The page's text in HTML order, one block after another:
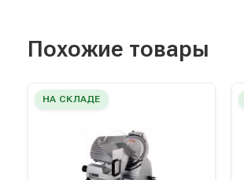
Похожие товары
НА СКЛАДЕ